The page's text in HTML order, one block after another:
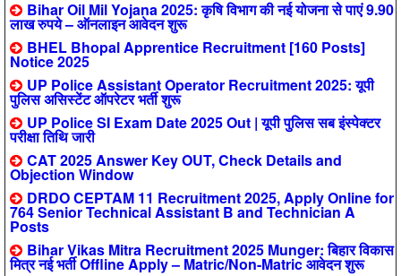
Bihar Oil Mil Yojana 2025: कृषि विभाग की नई योजना से पाएं 9.90
लाख रुपये – ऑनलाइन आवेदन शुरू
BHEL Bhopal Apprentice Recruitment [160 Posts]
Notice 2025
UP Police Assistant Operator Recruitment 2025: यूपी
पुलिस असिस्टेंट ऑपरेटर भर्ती शुरू
UP Police SI Exam Date 2025 Out | यूपी पुलिस सब इंस्पेक्टर
परीक्षा तिथि जारी
CAT 2025 Answer Key OUT, Check Details and
Objection Window
DRDO CEPTAM 11 Recruitment 2025, Apply Online for
764 Senior Technical Assistant B and Technician A
Posts
Bihar Vikas Mitra Recruitment 2025 Munger: बिहार विकास
मित्र नई भर्ती Offline Apply – Matric/Non-Matric आवेदन शुरू